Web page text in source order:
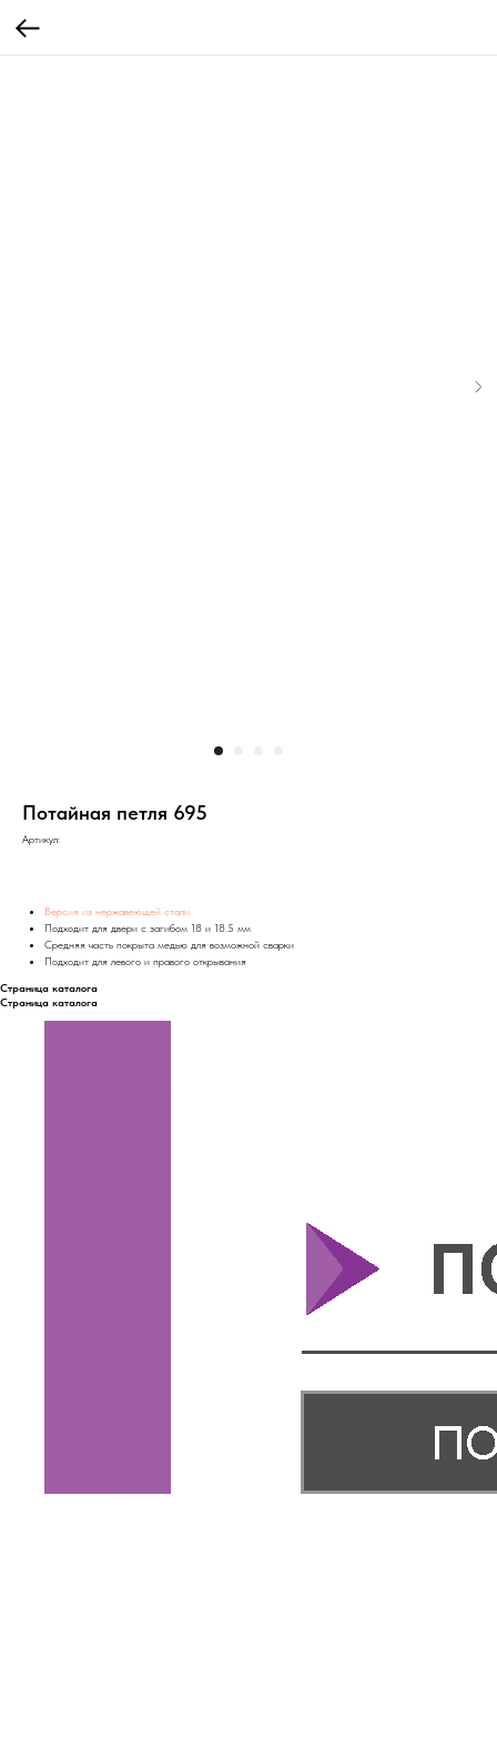
Потайная петля 695
Артикул:
Версия из нержавеющей стали
Подходит для двери с загибом 18 и 18.5 мм
Средняя часть покрыта медью для возможной сварки
Подходит для левого и правого открывания
Страница каталога
Страница каталога